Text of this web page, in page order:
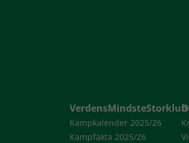
VerdensMindsteStorklub
Kampkalender 2025/26
Kampfakta 2025/26